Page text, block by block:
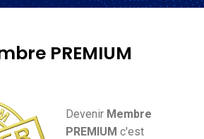
PREMIUM
Devenir Membre
PREMIUM c'est